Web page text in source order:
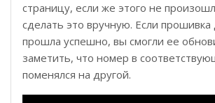
страницу, если же этого не
сделать это вручную. Если прошивка
прошла успешно, вы смогли ее
заметить, что номер в
поменялся на другой.